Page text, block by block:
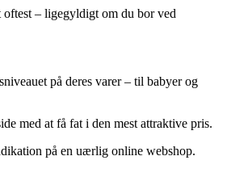
– ligegyldigt om du bor ved
på deres varer – til babyer og
med at få fat i den mest attraktive pris.
på en uærlig online webshop.